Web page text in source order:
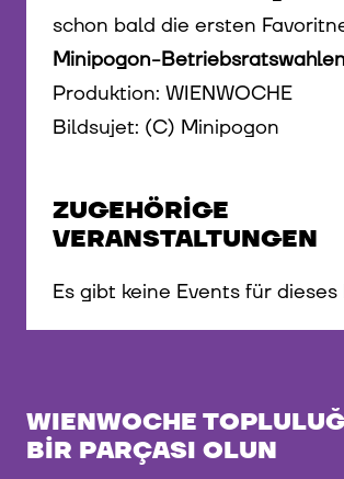
schon bald die ersten
Minipogon-
Produktion: WIENWOCHE
Bildsujet: (C) Minipogon
ZUGEHÖRIGE
VERANSTALTUNGEN
Es gibt keine Events für
WIENWOCHE
BIR PARÇASI OLUN